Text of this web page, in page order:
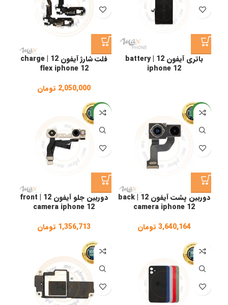
باتری آیفون 12 | battery
iphone 12
فلت شارژ آیفون 12 | charge
flex iphone 12
2,050,000 تومان
جدید
دوربین پشت آیفون 12 | back
camera iphone 12
3,640,164 تومان
جدید
دوربین جلو آیفون 12 | front
camera iphone 12
1,356,713 تومان